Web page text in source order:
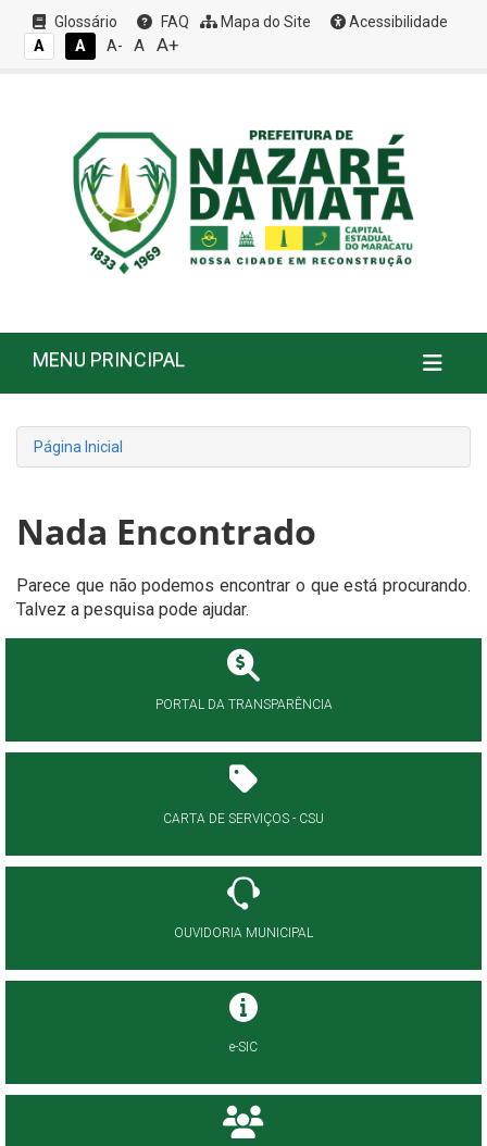
Glossário FAQ Mapa do Site
Acessibilidade
A
A A- A A+
MENU PRINCIPAL
Página Inicial
Nada Encontrado
Parece que não podemos encontrar o que está procurando.
Talvez a pesquisa pode ajudar.
PORTAL DA TRANSPARÊNCIA
CARTA DE SERVIÇOS - CSU
OUVIDORIA MUNICIPAL
e-SIC